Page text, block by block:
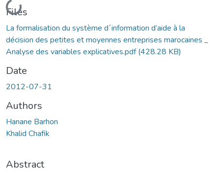
Loading...
Files
La formalisation du système d´information d’aide à la
décision des petites et moyennes entreprises marocaines _
Analyse des variables explicatives.pdf(428.28 KB)
Date
2012-07-31
Authors
Hanane Barhon
Khalid Chafik
Abstract